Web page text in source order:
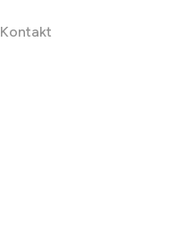
Kontakt